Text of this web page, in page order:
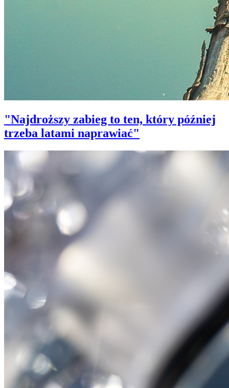
"Najdroższy zabieg to ten, który później
trzeba latami naprawiać"